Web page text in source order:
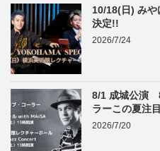
10/18(日) みや
決定!!
2026/7/24
8/1 成城公演
ラーこの夏注
2026/7/20